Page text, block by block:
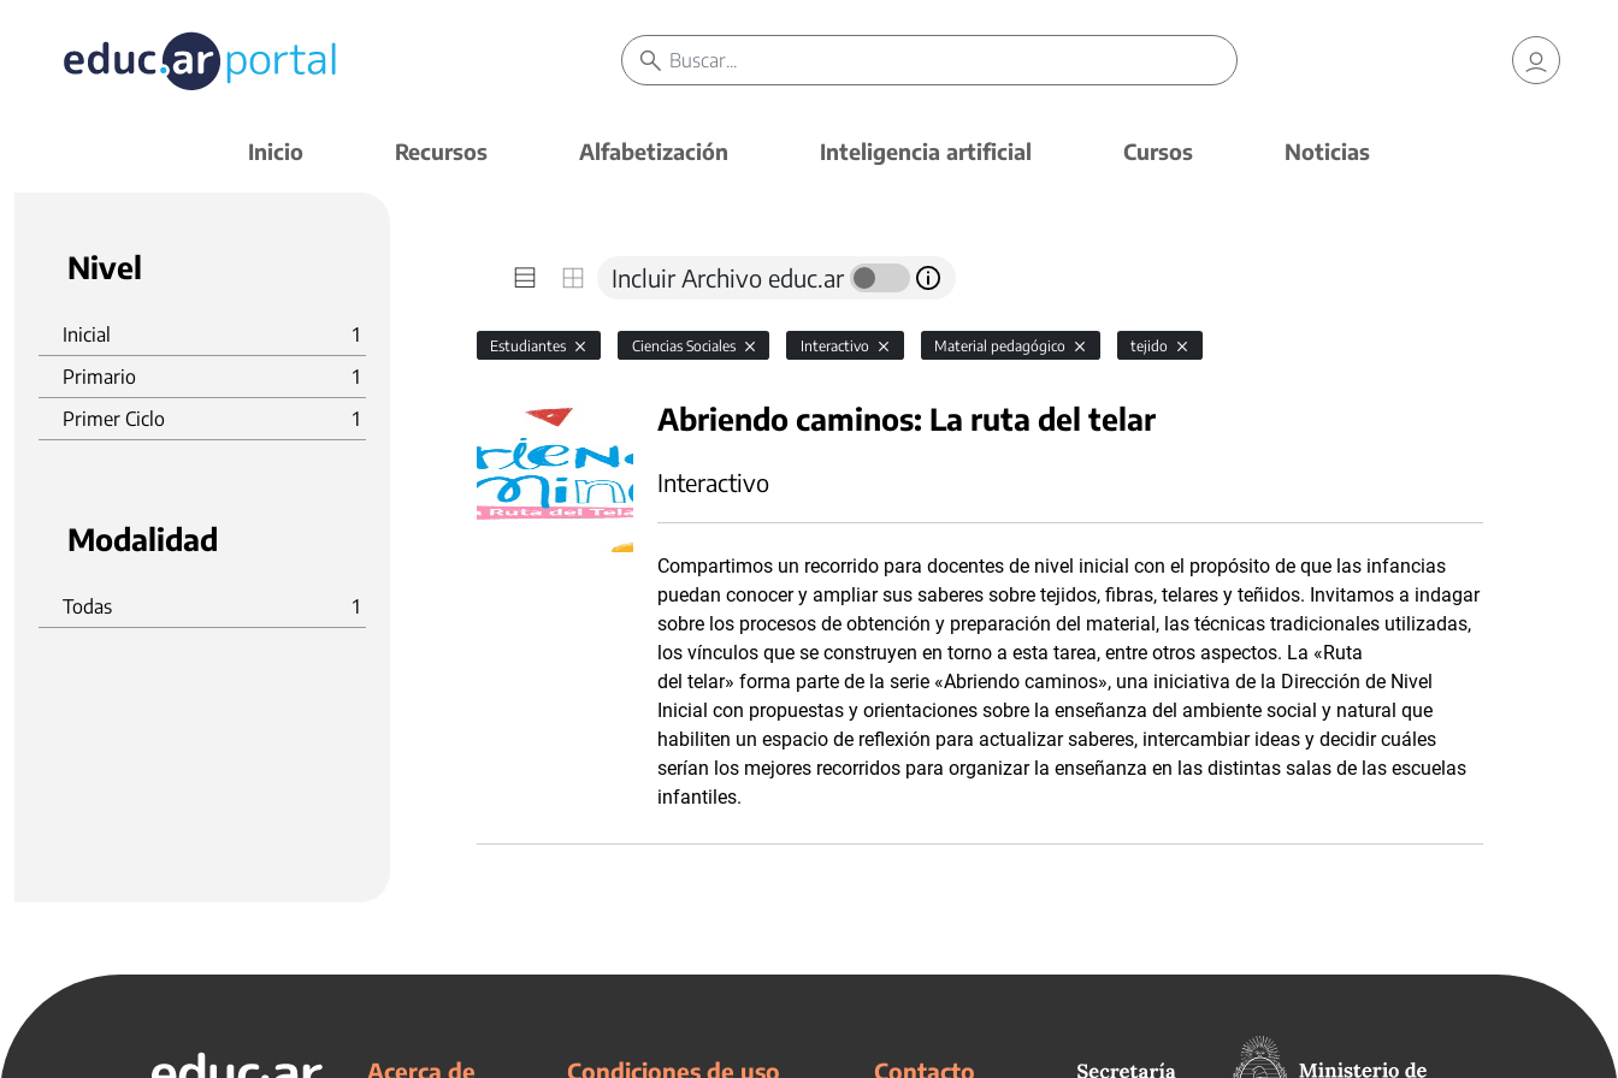
Inicio Recursos Alfabetización Inteligencia artificial Cursos Noticias
Nivel
Inicial
1
Primario
1
Primer Ciclo
1
Modalidad
Todas 1
Incluir Archivo educ.ar
Estudiantes Ciencias Sociales Interactivo Material pedagógico tejido
Abriendo caminos: La ruta del telar
Interactivo
Compartimos un recorrido para docentes de nivel inicial con el propósito de que las infancias
puedan conocer y ampliar sus saberes sobre tejidos, fibras, telares y teñidos. Invitamos a indagar
sobre los procesos de obtención y preparación del material, las técnicas tradicionales utilizadas,
los vínculos que se construyen en torno a esta tarea, entre otros aspectos. La «Ruta
del telar» forma parte de la serie «Abriendo caminos», una iniciativa de la Dirección de Nivel
Inicial con propuestas y orientaciones sobre la enseñanza del ambiente social y natural que
habiliten un espacio de reflexión para actualizar saberes, intercambiar ideas y decidir cuáles
serían los mejores recorridos para organizar la enseñanza en las distintas salas de las escuelas
infantiles.
Acerca de Condiciones de uso Contacto